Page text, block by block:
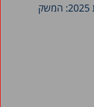
פרק המאקרו-כלכלה, דוח מצב המדינה לשנת 2025: המשק